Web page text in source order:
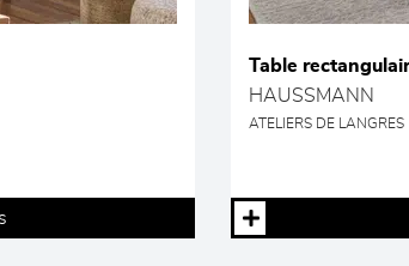
Table
HAUSSMANN
ATELIERS DE LANGRES